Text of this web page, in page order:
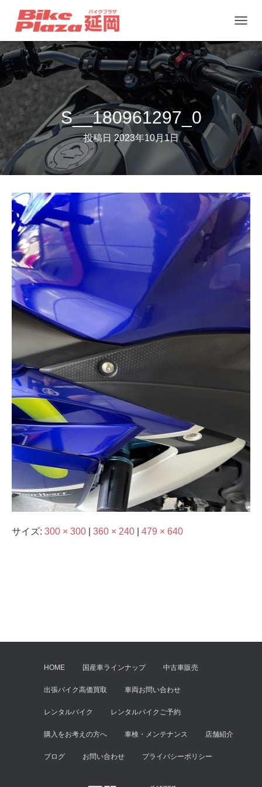
ビ
ー
シ
ョ
ン
を
り
え
S__180961297_0
投稿日 2023年10月1日
サイズ: 300 × 300 360 × 240 479 × 640
HOME 国産車ラインナップ 中古車販売
出張バイク高価買取 車両お問い合わせ
レンタルバイク レンタルバイクご予約
購入をお考えの方へ 車検・メンテナンス 店舗紹介
ブログ お問い合わせ プライバシーポリシー